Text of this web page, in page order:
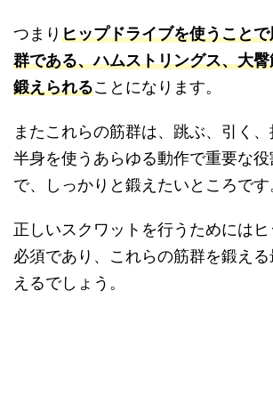
つまりヒップドライブを使うこと
群である、ハムストリングス、大
鍛えられることになります。
またこれらの筋群は、跳ぶ、引く
半身を使うあらゆる動作で重要な
で、しっかりと鍛えたいところです
正しいスクワットを行うためには
必須であり、これらの筋群を鍛え
えるでしょう。